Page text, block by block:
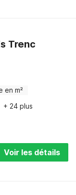
Trenc
en m²
+ 24 plus
Voir les détails